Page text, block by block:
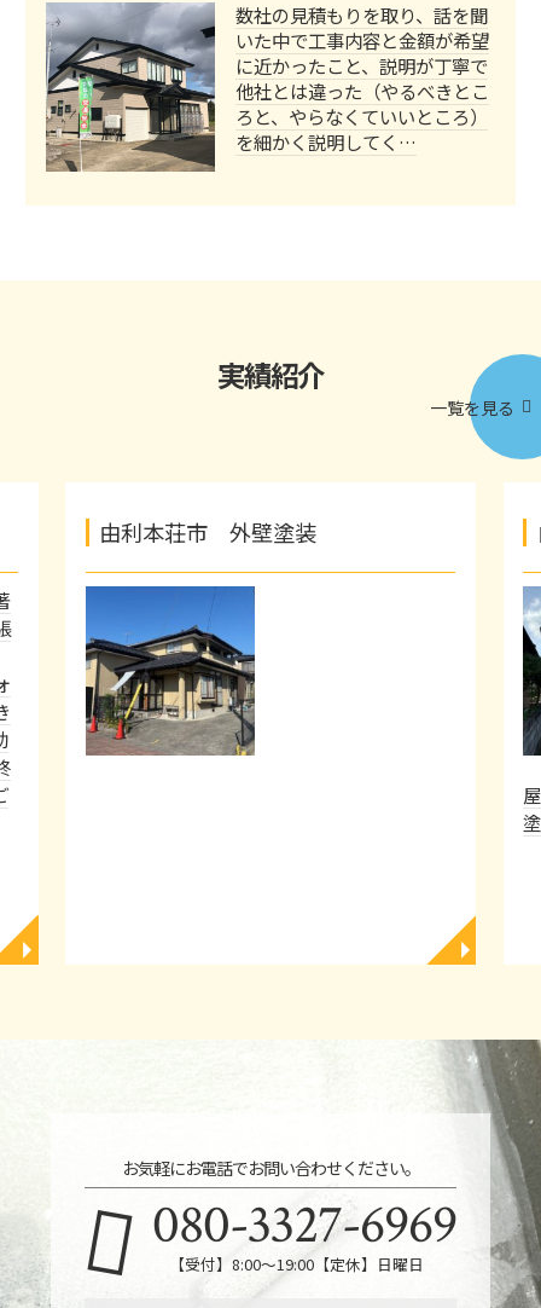
数社の見積もりを取り、話を聞
いた中で工事内容と金額が希望
に近かったこと、説明が丁寧で
他社とは違った（やるべきとこ
ろと、やらなくていいところ）
を細かく説明してく…
実績紹介
一覧を見る
◥
由利本荘市 外壁塗装
◥
お気軽にお電話でお問い合わせください。
080-3327-6969
【受付】8:00～19:00【定休】日曜日